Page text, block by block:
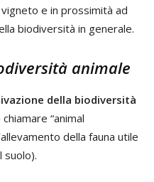
e in prossimità ad
biodiversità in generale.
animale
della biodiversità
“animal
della fauna utile
suolo).